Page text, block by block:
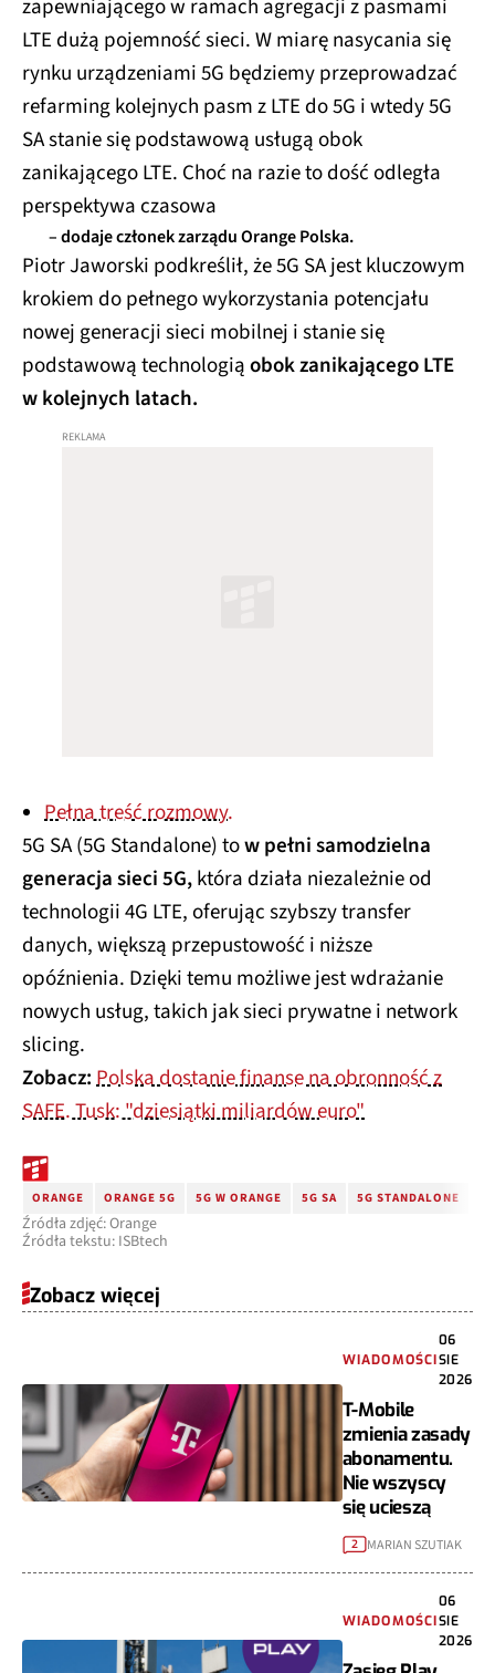
zapewniającego w ramach agregacji z pasmami
LTE dużą pojemność sieci. W miarę nasycania się
rynku urządzeniami 5G będziemy przeprowadzać
refarming kolejnych pasm z LTE do 5G i wtedy 5G
SA stanie się podstawową usługą obok
zanikającego LTE. Choć na razie to dość odległa
perspektywa czasowa
– dodaje członek zarządu Orange Polska.
Piotr Jaworski podkreślił, że 5G SA jest kluczowym
krokiem do pełnego wykorzystania potencjału
nowej generacji sieci mobilnej i stanie się
podstawową technologiąobok zanikającego LTE
w kolejnych latach.
Pełna treść rozmowy.
5G SA (5G Standalone) tow pełni samodzielna
generacja sieci 5G,która działa niezależnie od
technologii 4G LTE, oferując szybszy transfer
danych, większą przepustowość i niższe
opóźnienia. Dzięki temu możliwe jest wdrażanie
nowych usług, takich jak sieci prywatne i network
slicing.
Zobacz:Polska dostanie finanse na obronność z
SAFE. Tusk: "dziesiątki miliardów euro"
ORANGE ORANGE 5G 5G W ORANGE 5G SA 5G STANDALONE
Źródła zdjęć: Orange
Źródła tekstu: ISBtech
Zobacz więcej
WIADOMOŚCI
06
SIE
2026
T-Mobile
zmienia zasady
abonamentu.
Nie wszyscy
się ucieszą
2 MARIAN SZUTIAK
WIADOMOŚCI
06
SIE
2026